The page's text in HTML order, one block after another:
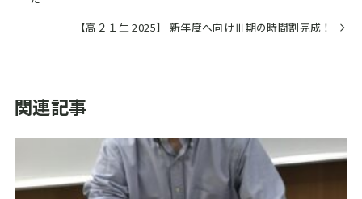
【高２１生 2025】 新年度へ向けⅢ期の時間割完成！
関連記事